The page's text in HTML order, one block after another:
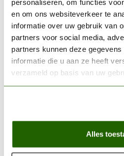
personaliseren, om functies
en om ons websiteverkeer te
informatie over uw gebruik van
partners voor social media,
partners kunnen deze
informatie die u aan ze heeft
verzameld op basis van uw
Alles
3x - TL5054
Out of stock
VALLEJO
Vallejo Pigment
Umber - 35ml - 73109
The Masters Brush
and preserver 1 /